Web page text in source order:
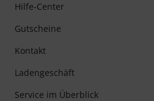
Hilfe-Center
Gutscheine
Kontakt
Ladengeschäft
Service im Überblick